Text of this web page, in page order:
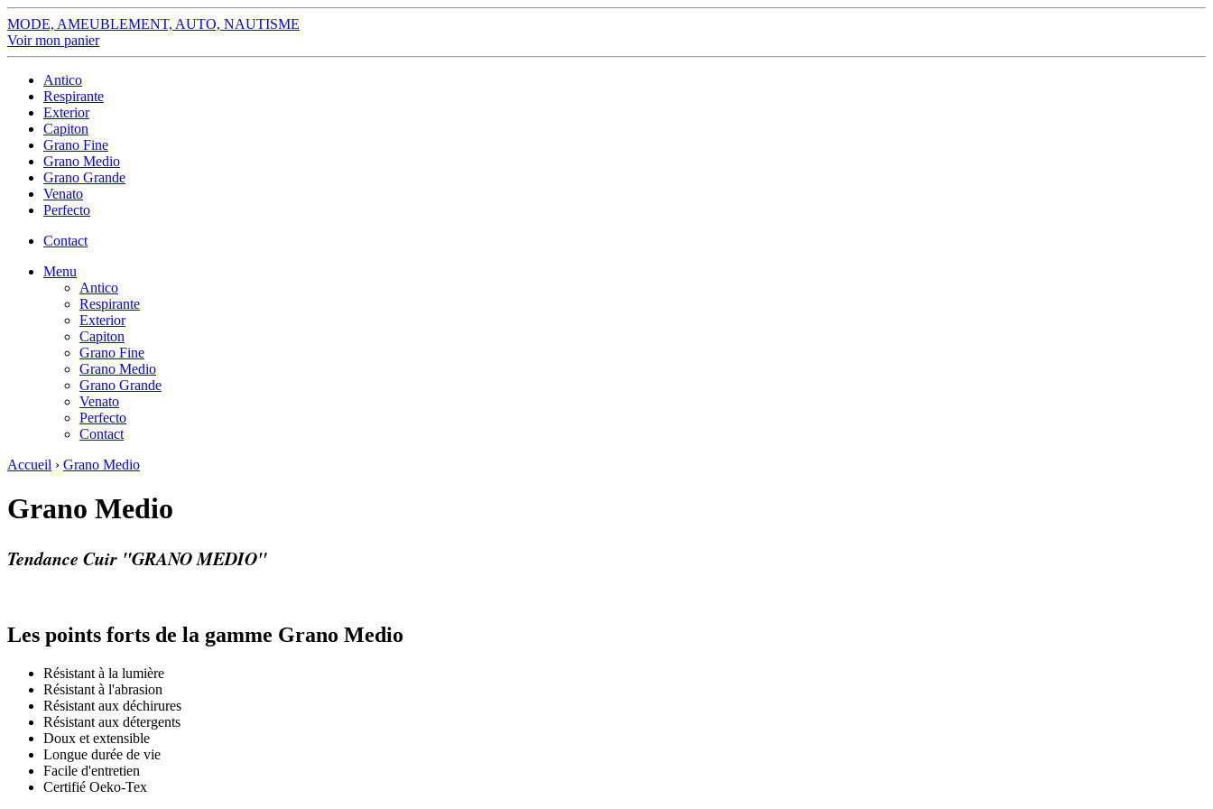
MODE, AMEUBLEMENT, AUTO, NAUTISME
Voir mon panier
Antico
Respirante
Exterior
Capiton
Grano Fine
Grano Medio
Grano Grande
Venato
Perfecto
Contact
Menu
Antico
Respirante
Exterior
Capiton
Grano Fine
Grano Medio
Grano Grande
Venato
Perfecto
Contact
Accueil › Grano Medio
Grano Medio
Tendance Cuir "GRANO MEDIO"
Les points forts de la gamme Grano Medio
Résistant à la lumière
Résistant à l'abrasion
Résistant aux déchirures
Résistant aux détergents
Doux et extensible
Longue durée de vie
Facile d'entretien
Certifié Oeko-Tex